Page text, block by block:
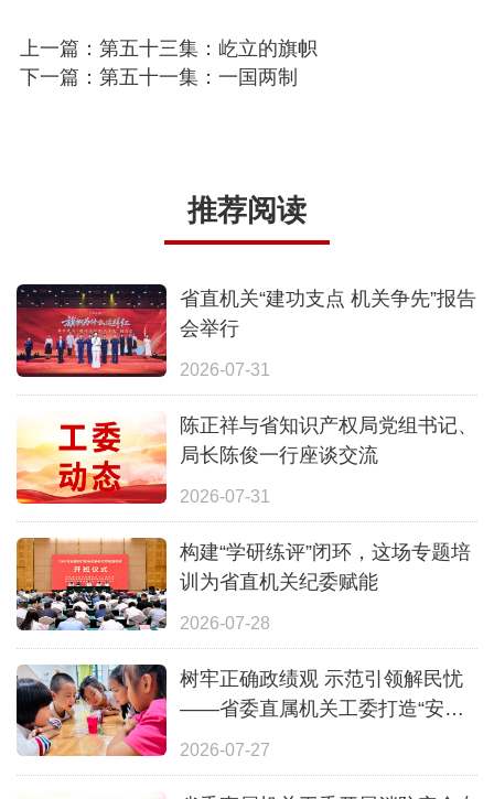
上一篇：第五十三集：屹立的旗帜
下一篇：第五十一集：一国两制
推荐阅读
省直机关“建功支点 机关争先”报告
会举行
2026-07-31
陈正祥与省知识产权局党组书记、
局长陈俊一行座谈交流
2026-07-31
构建“学研练评”闭环，这场专题培
训为省直机关纪委赋能
2026-07-28
树牢正确政绩观 示范引领解民忧
——省委直属机关工委打造“安心
一夏”全覆盖暑期照护体系
2026-07-27